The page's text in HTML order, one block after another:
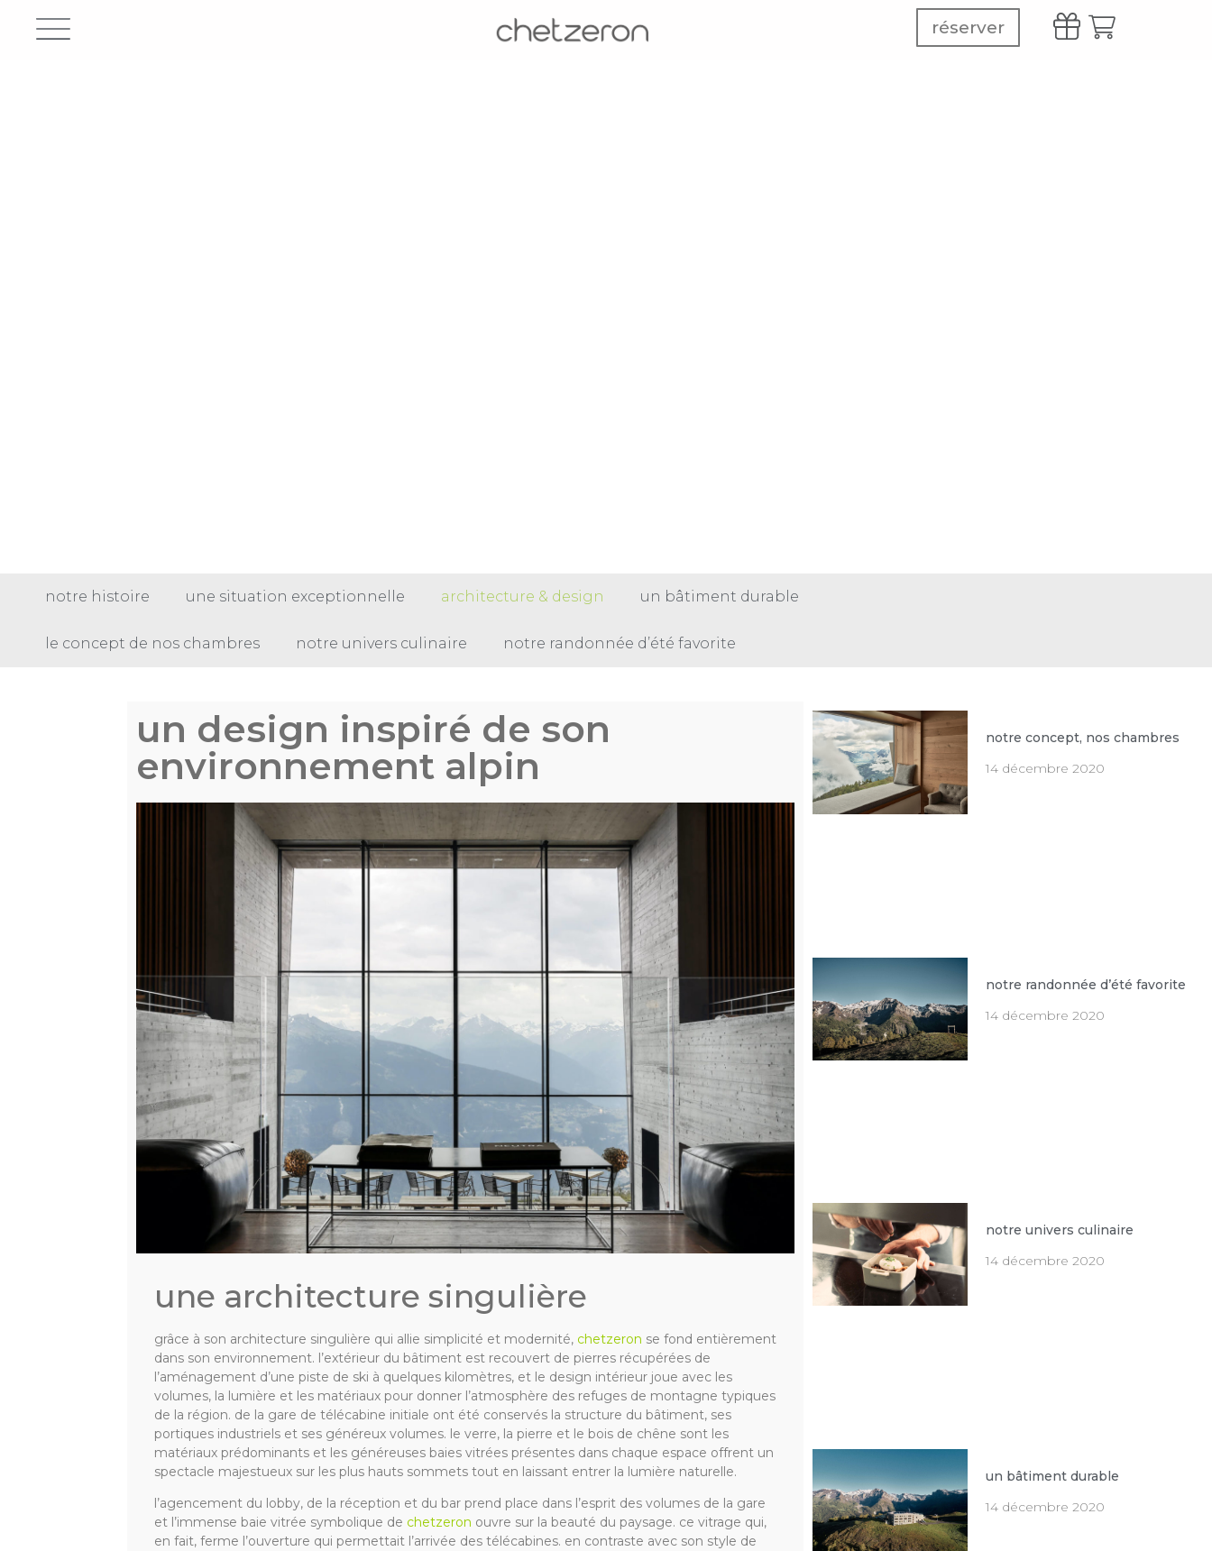
réserver
notre histoire une situation exceptionnelle architecture & design un bâtiment durable
le concept de nos chambres notre univers culinaire notre randonnée d’été favorite
un design inspiré de son
environnement alpin
une architecture singulière
grâce à son architecture singulière qui allie simplicité et modernité, chetzeron se fond entièrement
dans son environnement. l’extérieur du bâtiment est recouvert de pierres récupérées de
l’aménagement d’une piste de ski à quelques kilomètres, et le design intérieur joue avec les
volumes, la lumière et les matériaux pour donner l’atmosphère des refuges de montagne typiques
de la région. de la gare de télécabine initiale ont été conservés la structure du bâtiment, ses
portiques industriels et ses généreux volumes. le verre, la pierre et le bois de chêne sont les
matériaux prédominants et les généreuses baies vitrées présentes dans chaque espace offrent un
spectacle majestueux sur les plus hauts sommets tout en laissant entrer la lumière naturelle.
l’agencement du lobby, de la réception et du bar prend place dans l’esprit des volumes de la gare
et l’immense baie vitrée symbolique de chetzeron ouvre sur la beauté du paysage. ce vitrage qui,
en fait, ferme l’ouverture qui permettait l’arrivée des télécabines. en contraste avec son style de
notre concept, nos chambres
14 décembre 2020
notre randonnée d’été favorite
14 décembre 2020
notre univers culinaire
14 décembre 2020
un bâtiment durable
14 décembre 2020